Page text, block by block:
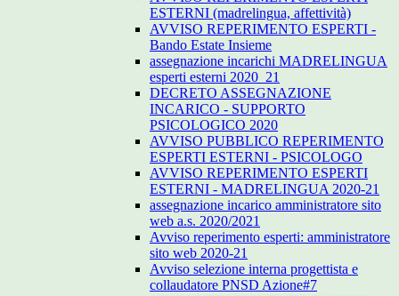
ESTERNI (madrelingua, affettività)
AVVISO REPERIMENTO ESPERTI -
Bando Estate Insieme
assegnazione incarichi MADRELINGUA
esperti esterni 2020_21
DECRETO ASSEGNAZIONE
INCARICO - SUPPORTO
PSICOLOGICO 2020
AVVISO PUBBLICO REPERIMENTO
ESPERTI ESTERNI - PSICOLOGO
AVVISO REPERIMENTO ESPERTI
ESTERNI - MADRELINGUA 2020-21
assegnazione incarico amministratore sito
web a.s. 2020/2021
Avviso reperimento esperti: amministratore
sito web 2020-21
Avviso selezione interna progettista e
collaudatore PNSD Azione#7